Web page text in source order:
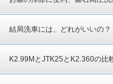
結局洗車には、どれがいいの？
K2.99MとJTK25とK2.360の比